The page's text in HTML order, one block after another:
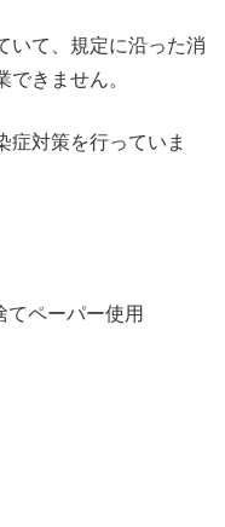
いて、規定に沿った消
きません。
症対策を行っていま
てペーパー使用